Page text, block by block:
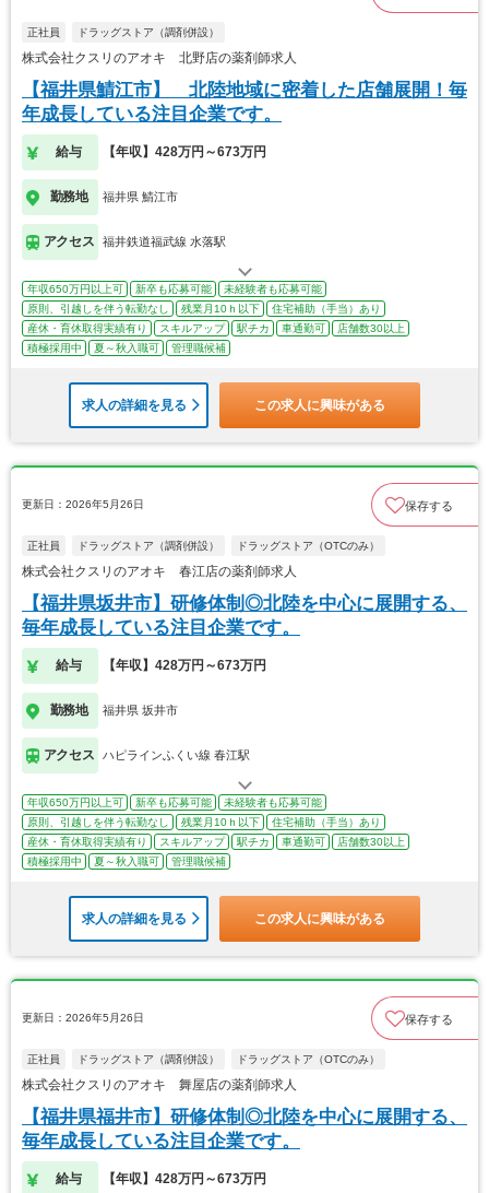
正社員 ドラッグストア（調剤併設）
株式会社クスリのアオキ 北野店の薬剤師求人
【福井県鯖江市】 北陸地域に密着した店舗展開！毎
年成長している注目企業です。
給与 【年収】428万円～673万円
勤務地 福井県 鯖江市
アクセス 福井鉄道福武線 水落駅
年収650万円以上可 新卒も応募可能
未経験者も応募可能
原則、引越しを伴う転勤なし
残業月10ｈ以下
住宅補助（手当）あり
産休・育休取得実績有り
スキルアップ 駅チカ 車通勤可
店舗数30以上
積極採用中
夏～秋入職可 管理職候補
求人の詳細を見る この求人に興味がある
更新日：2026年5月26日 保存する
正社員 ドラッグストア（調剤併設） ドラッグストア（OTCのみ）
株式会社クスリのアオキ 春江店の薬剤師求人
【福井県坂井市】研修体制◎北陸を中心に展開する、
毎年成長している注目企業です。
給与 【年収】428万円～673万円
勤務地 福井県 坂井市
アクセス ハピラインふくい線 春江駅
年収650万円以上可 新卒も応募可能
未経験者も応募可能
原則、引越しを伴う転勤なし
残業月10ｈ以下
住宅補助（手当）あり
産休・育休取得実績有り
スキルアップ 駅チカ 車通勤可
店舗数30以上
積極採用中
夏～秋入職可 管理職候補
求人の詳細を見る この求人に興味がある
更新日：2026年5月26日 保存する
正社員 ドラッグストア（調剤併設） ドラッグストア（OTCのみ）
株式会社クスリのアオキ 舞屋店の薬剤師求人
【福井県福井市】研修体制◎北陸を中心に展開する、
毎年成長している注目企業です。
給与 【年収】428万円～673万円